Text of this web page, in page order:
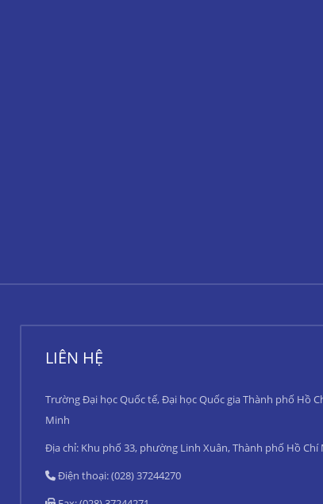
LIÊN HỆ
Trường Đại học Quốc tế, Đại học Quốc gia Thành phố Hồ
Minh
Địa chỉ: Khu phố 33, phường Linh Xuân, Thành phố Hồ Chí
Điện thoại: (028) 37244270